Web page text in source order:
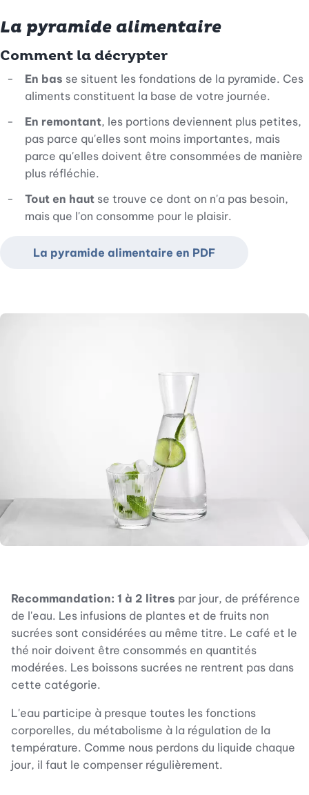
La pyramide alimentaire
Comment la décrypter
En bas se situent les fondations de la pyramide. Ces
aliments constituent la base de votre journée.
En remontant, les portions deviennent plus petites,
pas parce qu'elles sont moins importantes, mais
parce qu'elles doivent être consommées de manière
plus réfléchie.
Tout en haut se trouve ce dont on n'a pas besoin,
mais que l'on consomme pour le plaisir.
La pyramide alimentaire en PDF
Recommandation: 1 à 2 litres par jour, de préférence
de l'eau. Les infusions de plantes et de fruits non
sucrées sont considérées au même titre. Le café et le
thé noir doivent être consommés en quantités
modérées. Les boissons sucrées ne rentrent pas dans
cette catégorie.
L'eau participe à presque toutes les fonctions
corporelles, du métabolisme à la régulation de la
température. Comme nous perdons du liquide chaque
jour, il faut le compenser régulièrement.